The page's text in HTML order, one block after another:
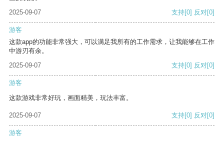
2025-09-07
支持[0] 反对[0]
游客
这款app的功能非常强大，可以满足我所有的工作需求，让我能够在工作
中游刃有余。
2025-09-07
支持[0] 反对[0]
游客
这款游戏非常好玩，画面精美，玩法丰富。
2025-09-07 支持[0] 反对[0]
游客